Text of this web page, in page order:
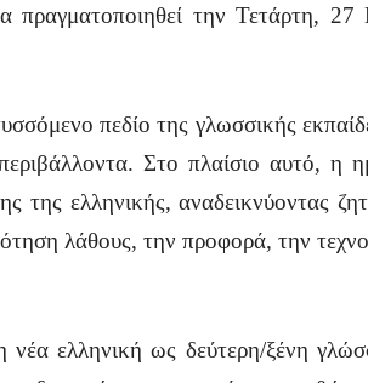
πραγματοποιηθεί την Τετάρτη,
πεδίο της γλωσσικής
Στο πλαίσιο αυτό, η
της ελληνικής, αναδεικνύοντας
λάθους, την προφορά, την
νέα ελληνική ως δεύτερη/ξένη